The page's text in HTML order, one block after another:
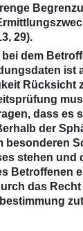
29).
dem
ist
Rücksicht
dass es
der
besonderen
stehen und
Betroffenen
das Recht